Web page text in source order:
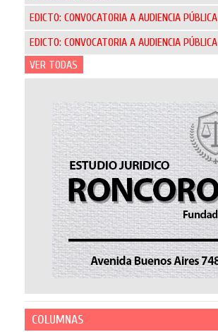
EDICTO: CONVOCATORIA A AUDIENCIA PÚBLICA
EDICTO: CONVOCATORIA A AUDIENCIA PÚBLICA
VER TODAS
COLUMNAS